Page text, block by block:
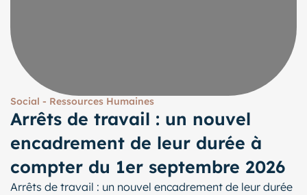
Social - Ressources Humaines
Arrêts de travail : un nouvel
encadrement de leur durée à
compter du 1er septembre 2026
Arrêts de travail : un nouvel encadrement de leur durée